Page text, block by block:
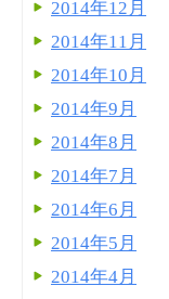
2014年12月
2014年11月
2014年10月
2014年9月
2014年8月
2014年7月
2014年6月
2014年5月
2014年4月